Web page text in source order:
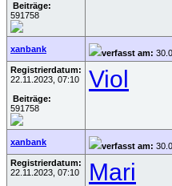
Beiträge:
591758
xanbank verfasst am:
Registrierdatum:
22.11.2023, 07:10
Beiträge:
591758
Viol
xanbank verfasst am:
Registrierdatum:
22.11.2023, 07:10
Mari